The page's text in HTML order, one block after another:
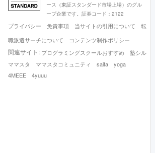
ース（東証スタンダード市場上場）のグル
ープ企業です。証券コード：2122
プライバシー 免責事項 当サイトの引用について
転
職派遣サーチについて
コンテンツ制作ポリシー
関連サイト: プログラミングスクールおすすめ
塾シル
ママスタ
ママスタコミュニティ saita
yoga
4MEEE
4yuuu